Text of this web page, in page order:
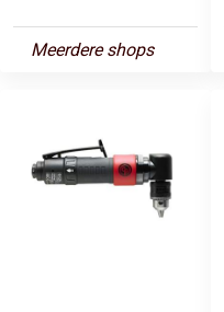
Meerdere shops